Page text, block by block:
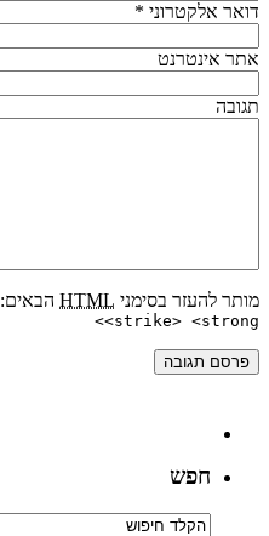
דואר אלקטרוני *
אתר אינטרנט
תגובה
מותר להעזר בסימני HTML הבאים:
<strike> <strong>
חפש